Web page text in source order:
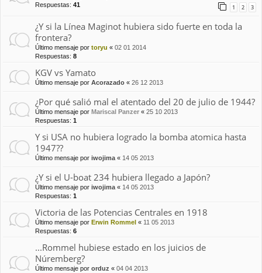
Respuestas: 41 1 2 3
¿Y si la Línea Maginot hubiera sido fuerte en toda la
frontera?
Último mensaje por toryu « 02 01 2014
Respuestas: 8
KGV vs Yamato
Último mensaje por Acorazado « 26 12 2013
¿Por qué salió mal el atentado del 20 de julio de 1944?
Último mensaje por Mariscal Panzer « 25 10 2013
Respuestas: 1
Y si USA no hubiera logrado la bomba atomica hasta
1947??
Último mensaje por iwojima « 14 05 2013
¿Y si el U-boat 234 hubiera llegado a Japón?
Último mensaje por iwojima « 14 05 2013
Respuestas: 1
Victoria de las Potencias Centrales en 1918
Último mensaje por Erwin Rommel « 11 05 2013
Respuestas: 6
...Rommel hubiese estado en los juicios de
Núremberg?
Último mensaje por orduz « 04 04 2013